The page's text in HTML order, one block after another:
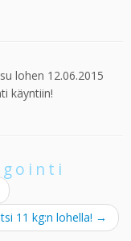
lohen 12.06.2015
käyntiin!
11 kg:n lohella! →